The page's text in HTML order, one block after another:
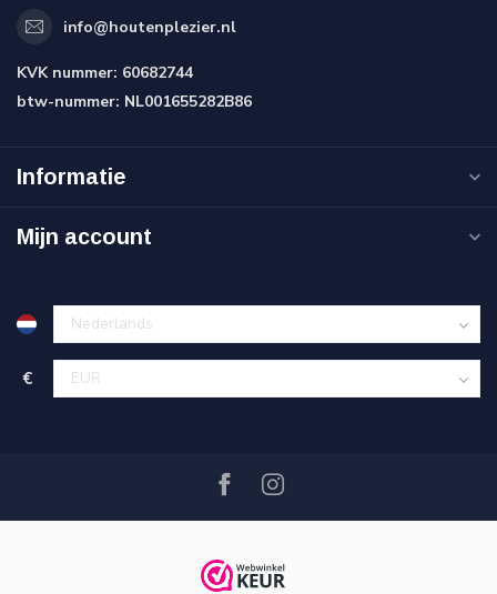
info@houtenplezier.nl
KVK nummer: 60682744
btw-nummer: NL001655282B86
Informatie
Mijn account
€